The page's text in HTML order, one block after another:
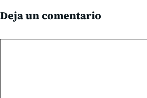
Deja un comentario